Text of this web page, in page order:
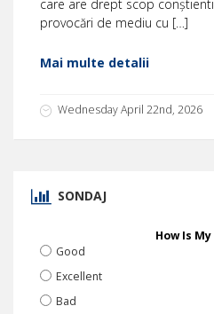
care are drept scop
provocări de mediu cu […]
Mai multe detalii
Wednesday April 22nd, 2026
SONDAJ
How Is
Good
Excellent
Bad